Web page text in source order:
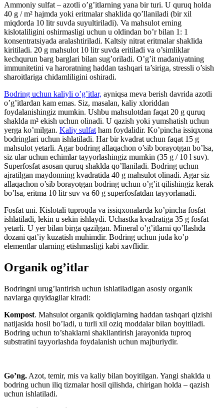
Ammoniy sulfat – azotli o’g’itlarning yana bir turi. U quruq holda
40 g / m² hajmda yoki eritmalar shaklida qo’llaniladi (bir xil
miqdorda 10 litr suvda suyultiriladi). Va mahsulot erning
kislotaliligini oshirmasligi uchun u oldindan bo’r bilan 1: 1
konsentratsiyada aralashtiriladi. Kaltsiy nitrat eritmalar shaklida
kiritiladi. 20 g mahsulot 10 litr suvda eritiladi va o’simliklar
kechqurun barg barglari bilan sug’oriladi. O’g’it madaniyatning
immunitetini va haroratning haddan tashqari ta’siriga, stressli o’sish
sharoitlariga chidamliligini oshiradi.
Bodring uchun kaliyli o’g’itlar, ayniqsa meva berish davrida azotli
o’g’itlardan kam emas. Siz, masalan, kaliy xloriddan
foydalanishingiz mumkin. Ushbu mahsulotdan faqat 20 g quruq
shaklda m² ekish uchun olinadi. U qazish yoki yumshatish uchun
yerga ko’milgan. Kaliy sulfat ham foydalidir. Ko’pincha issiqxona
bodringlari uchun ishlatiladi. Har bir kvadrat uchun faqat 15 g
mahsulot yetarli. Agar bodring allaqachon o’sib borayotgan bo’lsa,
siz ular uchun echimlar tayyorlashingiz mumkin (35 g / 10 l suv).
Superfosfat asosan quruq shaklda qo’llaniladi. Bodring uchun
ajratilgan maydonning kvadratida 40 g mahsulot olinadi. Agar siz
allaqachon o’sib borayotgan bodring uchun o’g’it qilishingiz kerak
bo’lsa, eritma 10 litr suv va 60 g superfosfatdan tayyorlanadi.
Fosfat uni. Kislotali tuproqda va issiqxonalarda ko’pincha fosfat
ishlatiladi, lekin u sekin ishlaydi. Uchastka kvadratiga 35 g fosfat
yetarli. U yer bilan birga qazilgan. Mineral o’g’itlarni qo’llashda
dozani qat’iy kuzatish muhimdir. Bodring uchun juda ko’p
elementlar ularning etishmasligi kabi xavflidir.
Organik og’itlar
Bodringni urug’lantirish uchun ishlatiladigan asosiy organik
navlarga quyidagilar kiradi:
Kompost. Mahsulot organik qoldiqlarning haddan tashqari qizishi
natijasida hosil bo’ladi, u turli xil oziq moddalar bilan boyitiladi.
Bodring uchun to’shaklarni shakllantirish jarayonida tuproq
substratini tayyorlashda foydalanish uchun majburiydir.
Go’ng. Azot, temir, mis va kaliy bilan boyitilgan. Yangi shaklda u
bodring uchun iliq tizmalar hosil qilishda, chirigan holda – qazish
uchun ishlatiladi.